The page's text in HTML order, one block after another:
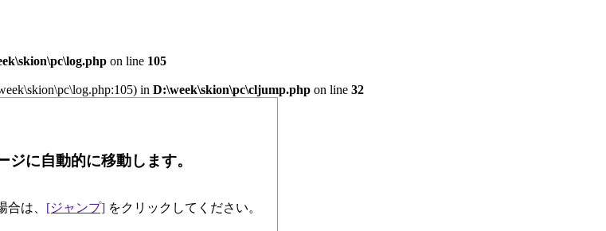
on line 105
in D:\week\skion\pc\cljump.php on line 32
ジに自動的に移動します。